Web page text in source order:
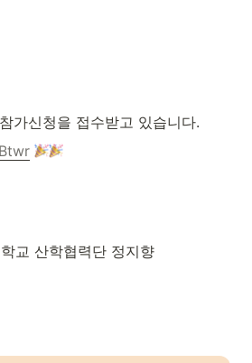
가신청을 접수받고 있습니다.
교 산학협력단 정지향